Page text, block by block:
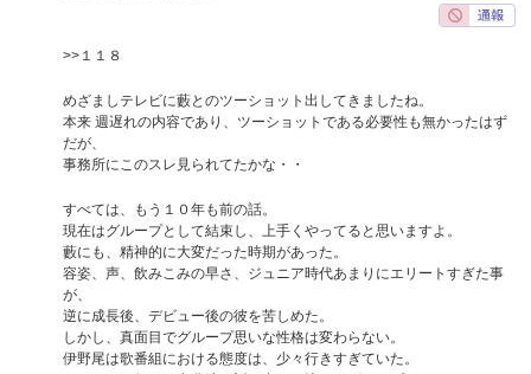
>>１１８
めざましテレビに藪とのツーショット出してきましたね。
本来 週遅れの内容であり、ツーショットである必要性も無かったはず
だが、
事務所にこのスレ見られてたかな・・
すべては、もう１０年も前の話。
現在はグループとして結束し、上手くやってると思いますよ。
藪にも、精神的に大変だった時期があった。
容姿、声、飲みこみの早さ、ジュニア時代あまりにエリートすぎた事
が、
逆に成長後、デビュー後の彼を苦しめた。
しかし、真面目でグループ思いな性格は変わらない。
伊野尾は歌番組における態度は、少々行きすぎていた。